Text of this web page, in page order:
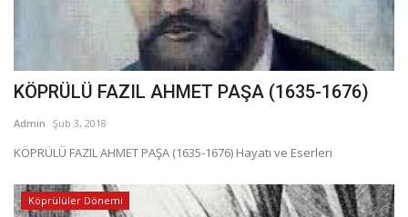
KÖPRÜLÜ FAZIL AHMET PAŞA (1635-1676)
Admin Şub 3, 2018
KÖPRÜLÜ FAZIL AHMET PAŞA (1635-1676) Hayatı ve Eserleri
Köprülüler Dönemi